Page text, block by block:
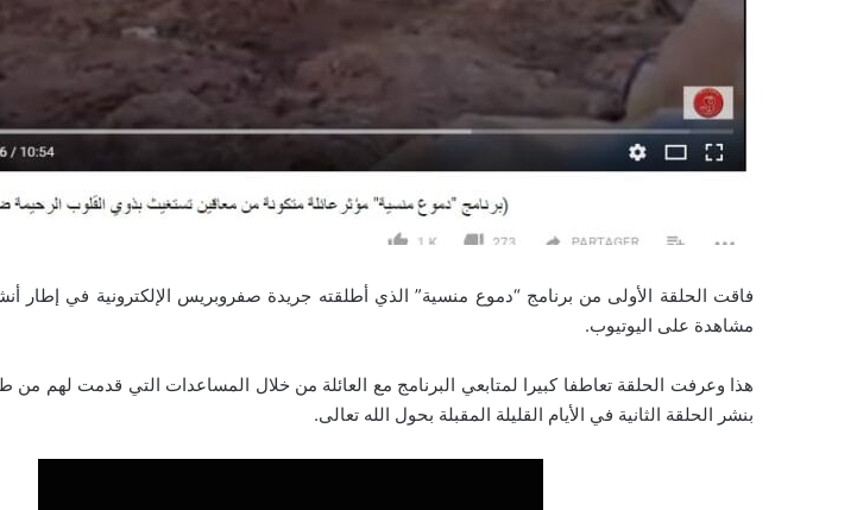
مشاهدة على اليوتيوب.
هذا وعرفت الحلقة تعاطفا كبيرا لمتابعي البرنامج مع العائلة من خلال المساعدات التي قدمت لهم
بنشر الحلقة الثانية في الأيام القليلة المقبلة بحول الله تعالى.